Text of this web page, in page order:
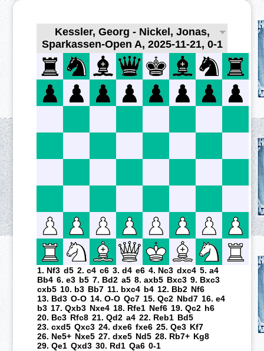
Kessler, Georg - Nickel, Jonas,
Sparkassen-Open A, 2025-11-21, 0-1
1. Nf3 d5 2. c4 c6 3. d4 e6 4. Nc3 dxc4 5. a4
Bb4 6. e3 b5 7. Bd2 a5 8. axb5 Bxc3 9. Bxc3
cxb5 10. b3 Bb7 11. bxc4 b4 12. Bb2 Nf6
13. Bd3 O-O 14. O-O Qc7 15. Qc2 Nbd7 16. e4
b3 17. Qxb3 Nxe4 18. Rfe1 Nef6 19. Qc2 h6
20. Bc3 Rfc8 21. Qd2 a4 22. Reb1 Bd5
23. cxd5 Qxc3 24. dxe6 fxe6 25. Qe3 Kf7
26. Ne5+ Nxe5 27. dxe5 Nd5 28. Rb7+ Kg8
29. Qe1 Qxd3 30. Rd1 Qa6 0-1